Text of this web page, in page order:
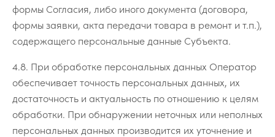
формы Согласия, либо иного документа (договора,
формы заявки, акта передачи товара в ремонт и т.п.),
содержащего персональные данные Субъекта.
4.8. При обработке персональных данных Оператор
обеспечивает точность персональных данных, их
достаточность и актуальность по отношению к целям
обработки. При обнаружении неточных или неполных
персональных данных производится их уточнение и